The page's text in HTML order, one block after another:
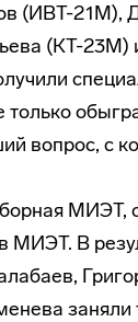
(ИВТ-21М),
(КТ-
вопрос, с
МИЭТ,
МИЭТ. В
заняли